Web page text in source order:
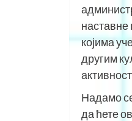
наставне
којима
другим
Надамо
да ћете